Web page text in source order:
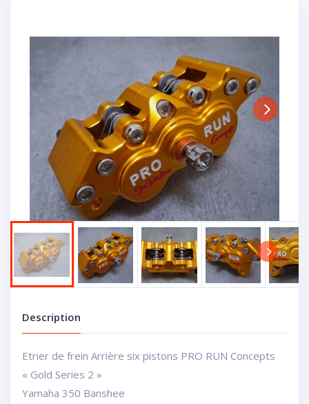
Next
Description
Etrier de frein Arrière six pistons PRO RUN Concepts
« Gold Series 2 »
Yamaha 350 Banshee